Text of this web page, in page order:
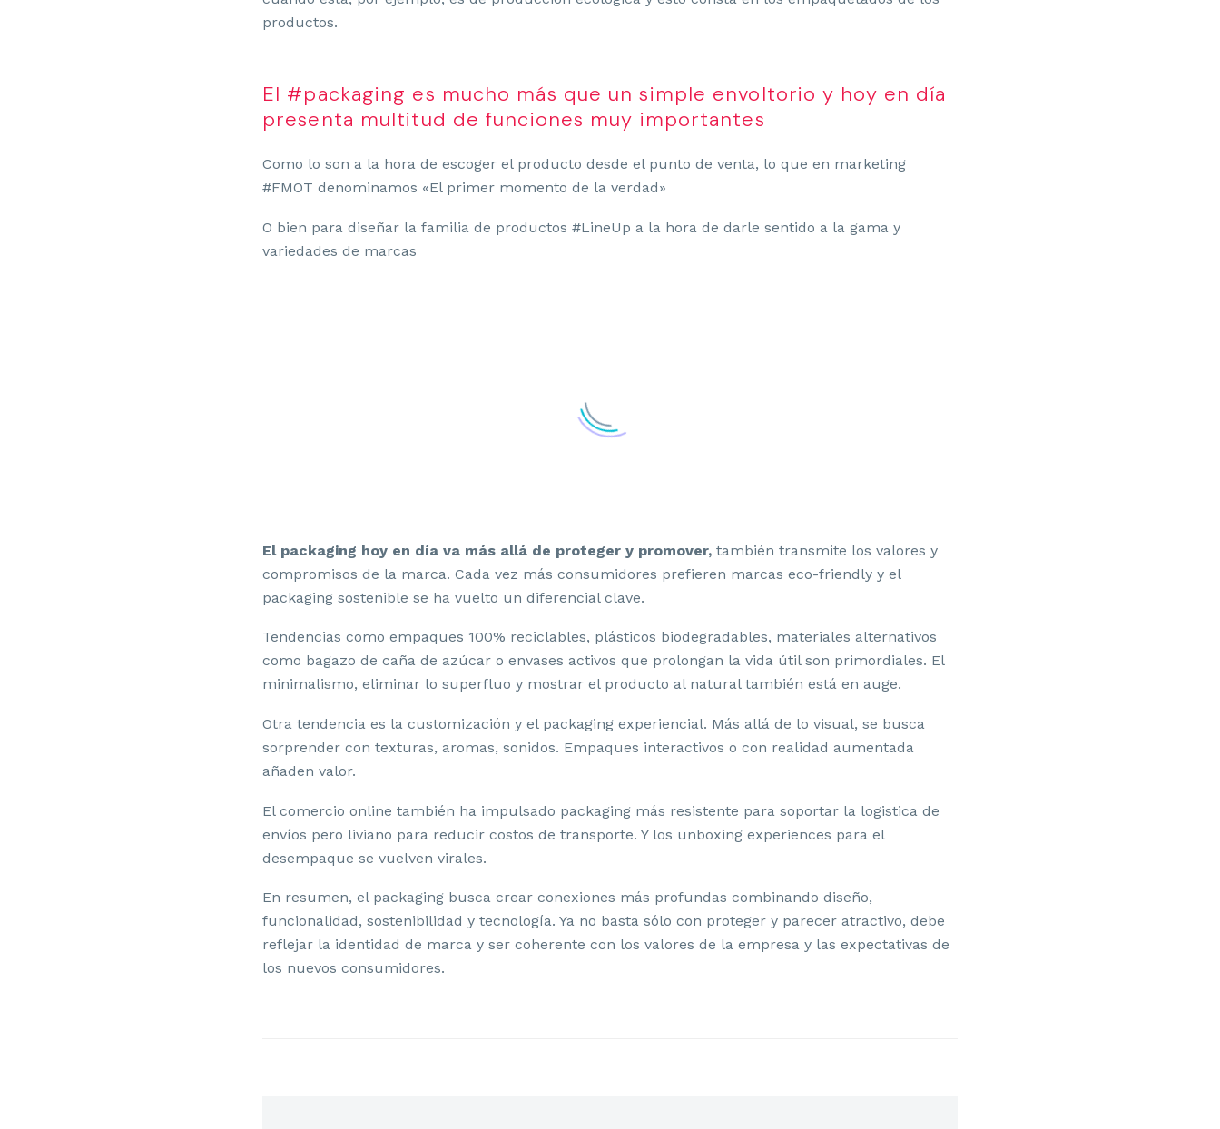
productos.
El #packaging es mucho más que un simple envoltorio y hoy en día
presenta multitud de funciones muy importantes
Como lo son a la hora de escoger el producto desde el punto de venta, lo que en marketing
#FMOT denominamos «El primer momento de la verdad»
O bien para diseñar la familia de productos #LineUp a la hora de darle sentido a la gama y
variedades de marcas
DISEÑO DE LA LINEA DOG#1
El packaging hoy en día va más allá de proteger y promover, también transmite los valores y
compromisos de la marca. Cada vez más consumidores prefieren marcas eco-friendly y el
packaging sostenible se ha vuelto un diferencial clave.
Tendencias como empaques 100% reciclables, plásticos biodegradables, materiales alternativos
como bagazo de caña de azúcar o envases activos que prolongan la vida útil son primordiales. El
minimalismo, eliminar lo superfluo y mostrar el producto al natural también está en auge.
Otra tendencia es la customización y el packaging experiencial. Más allá de lo visual, se busca
sorprender con texturas, aromas, sonidos. Empaques interactivos o con realidad aumentada
añaden valor.
El comercio online también ha impulsado packaging más resistente para soportar la logistica de
envíos pero liviano para reducir costos de transporte. Y los unboxing experiences para el
desempaque se vuelven virales.
En resumen, el packaging busca crear conexiones más profundas combinando diseño,
funcionalidad, sostenibilidad y tecnología. Ya no basta sólo con proteger y parecer atractivo, debe
reflejar la identidad de marca y ser coherente con los valores de la empresa y las expectativas de
los nuevos consumidores.